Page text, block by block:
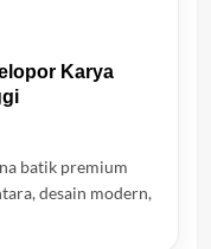
Karya
batik premium
desain modern,